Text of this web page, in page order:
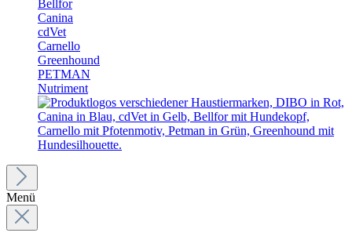
Bellfor
Canina
cdVet
Carnello
Greenhound
PETMAN
Nutriment
Menü